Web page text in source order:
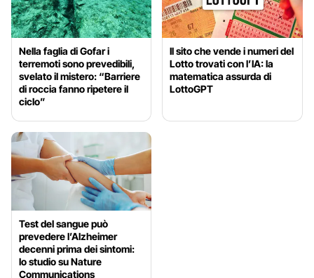
Nella faglia di Gofar i
terremoti sono prevedibili,
svelato il mistero: “Barriere
di roccia fanno ripetere il
ciclo”
Il sito che vende i numeri del
Lotto trovati con l’IA: la
matematica assurda di
LottoGPT
Test del sangue può
prevedere l’Alzheimer
decenni prima dei sintomi:
lo studio su Nature
Communications